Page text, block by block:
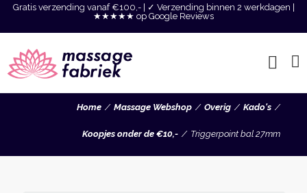
Gratis verzending vanaf €100,- | ✓ Verzending binnen 2 werkdagen |
★★★★★ op Google Reviews
Home Massage Webshop Overig Kado's
Koopjes onder de €10,- Triggerpoint bal 27mm